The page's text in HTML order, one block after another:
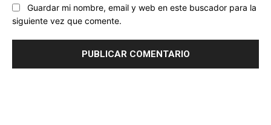
Guardar mi nombre, email y web en este buscador para la
siguiente vez que comente.